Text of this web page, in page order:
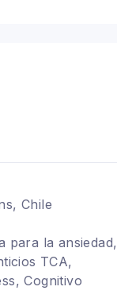
Chile
para la ansiedad,
TCA,
Cognitivo